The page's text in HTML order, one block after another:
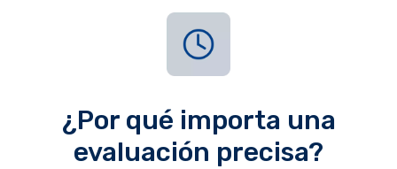
¿Por qué importa una
evaluación precisa?